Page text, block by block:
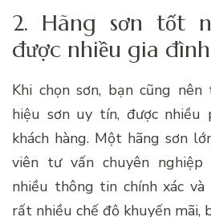
2. Hãng sơn tốt
được nhiều gia
Khi chọn sơn, bạn cũng
hiệu sơn uy tín, được nhiều
khách hàng. Một hãng sơn
viên tư vấn chuyên
nhiều thông tin chính xác và
rất nhiều chế độ khuyến mãi,